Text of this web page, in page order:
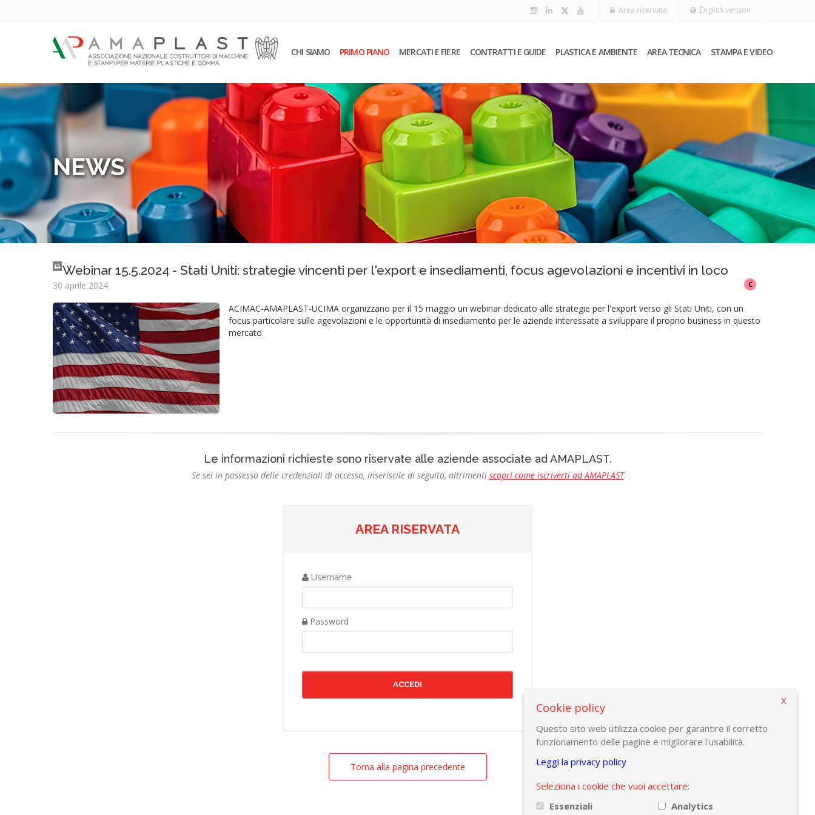
English version
Area riservata
CHI SIAMO PRIMO PIANO MERCATI E FIERE CONTRATTI E GUIDE PLASTICA E AMBIENTE AREA TECNICA STAMPA E VIDEO
NEWS
Webinar 15.5.2024 - Stati Uniti: strategie vincenti per l'export e insediamenti, focus agevolazioni e incentivi in loco
30 aprile 2024 C
ACIMAC-AMAPLAST-UCIMA organizzano per il 15 maggio un webinar dedicato alle strategie per l'export verso gli Stati Uniti, con un
focus particolare sulle agevolazioni e le opportunità di insediamento per le aziende interessate a sviluppare il proprio business in questo
mercato.
Le informazioni richieste sono riservate alle aziende associate ad AMAPLAST.
Se sei in possesso delle credenziali di accesso, inseriscile di seguito, altrimenti scopri come iscriverti ad AMAPLAST
AREA RISERVATA
Username
Password
Torna alla pagina precedente
Cookie policy
Questo sito web utilizza cookie per garantire il corretto
funzionamento delle pagine e migliorare l'usabilità.
Leggi la privacy policy
Seleziona i cookie che vuoi accettare:
Essenziali
Analytics
X